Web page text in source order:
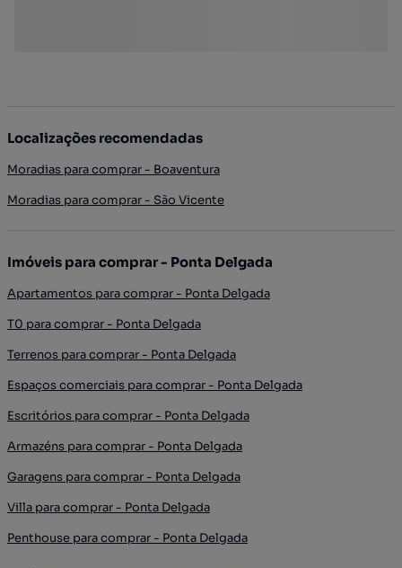
Localizações recomendadas
Moradias para comprar - Boaventura
Moradias para comprar - São Vicente
Imóveis para comprar - Ponta Delgada
Apartamentos para comprar - Ponta Delgada
T0 para comprar - Ponta Delgada
Terrenos para comprar - Ponta Delgada
Espaços comerciais para comprar - Ponta Delgada
Escritórios para comprar - Ponta Delgada
Armazéns para comprar - Ponta Delgada
Garagens para comprar - Ponta Delgada
Villa para comprar - Ponta Delgada
Penthouse para comprar - Ponta Delgada